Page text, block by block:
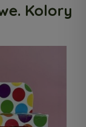
Kolory